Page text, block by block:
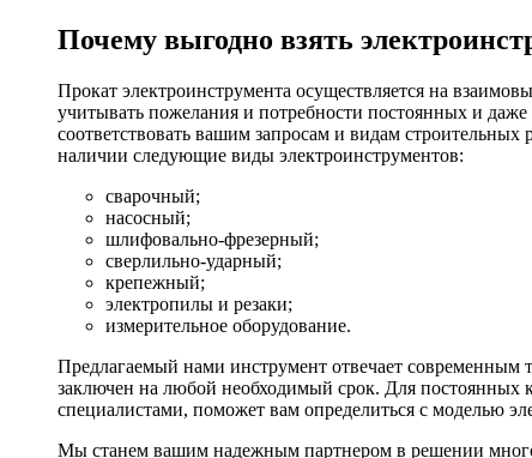
Почему выгодно взять
Прокат электроинструмента осуществляется на
учитывать пожелания и потребности постоянных и
соответствовать вашим запросам и видам
наличии следующие виды электроинструментов:
сварочный;
насосный;
шлифовально-фрезерный;
сверлильно-ударный;
крепежный;
электропилы и резаки;
измерительное оборудование.
Предлагаемый нами инструмент отвечает современным
заключен на любой необходимый срок. Для постоянных
специалистами, поможет вам определиться с моделью
Мы станем вашим надежным партнером в решении